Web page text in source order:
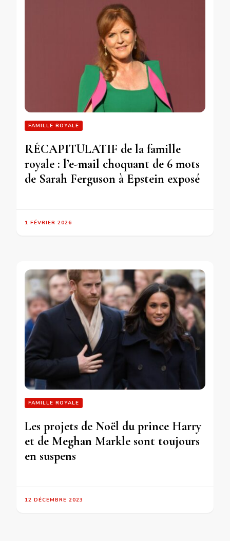
FAMILLE ROYALE
RÉCAPITULATIF de la famille
royale : l’e-mail choquant de 6 mots
de Sarah Ferguson à Epstein exposé
1 FÉVRIER 2026
FAMILLE ROYALE
Les projets de Noël du prince Harry
et de Meghan Markle sont toujours
en suspens
12 DÉCEMBRE 2023